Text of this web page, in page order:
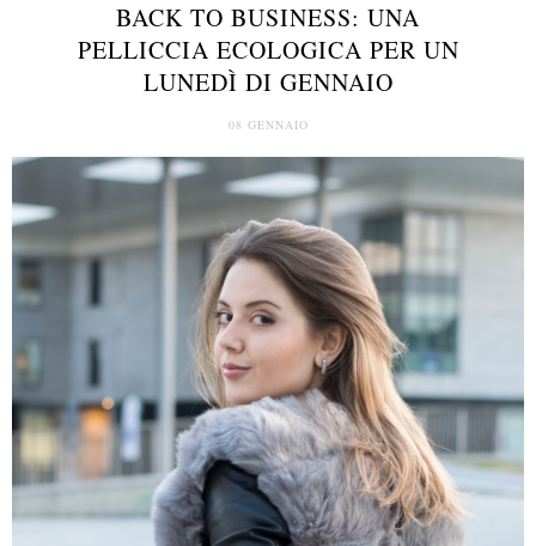
BACK TO BUSINESS: UNA
PELLICCIA ECOLOGICA PER UN
LUNEDÌ DI GENNAIO
08 GENNAIO